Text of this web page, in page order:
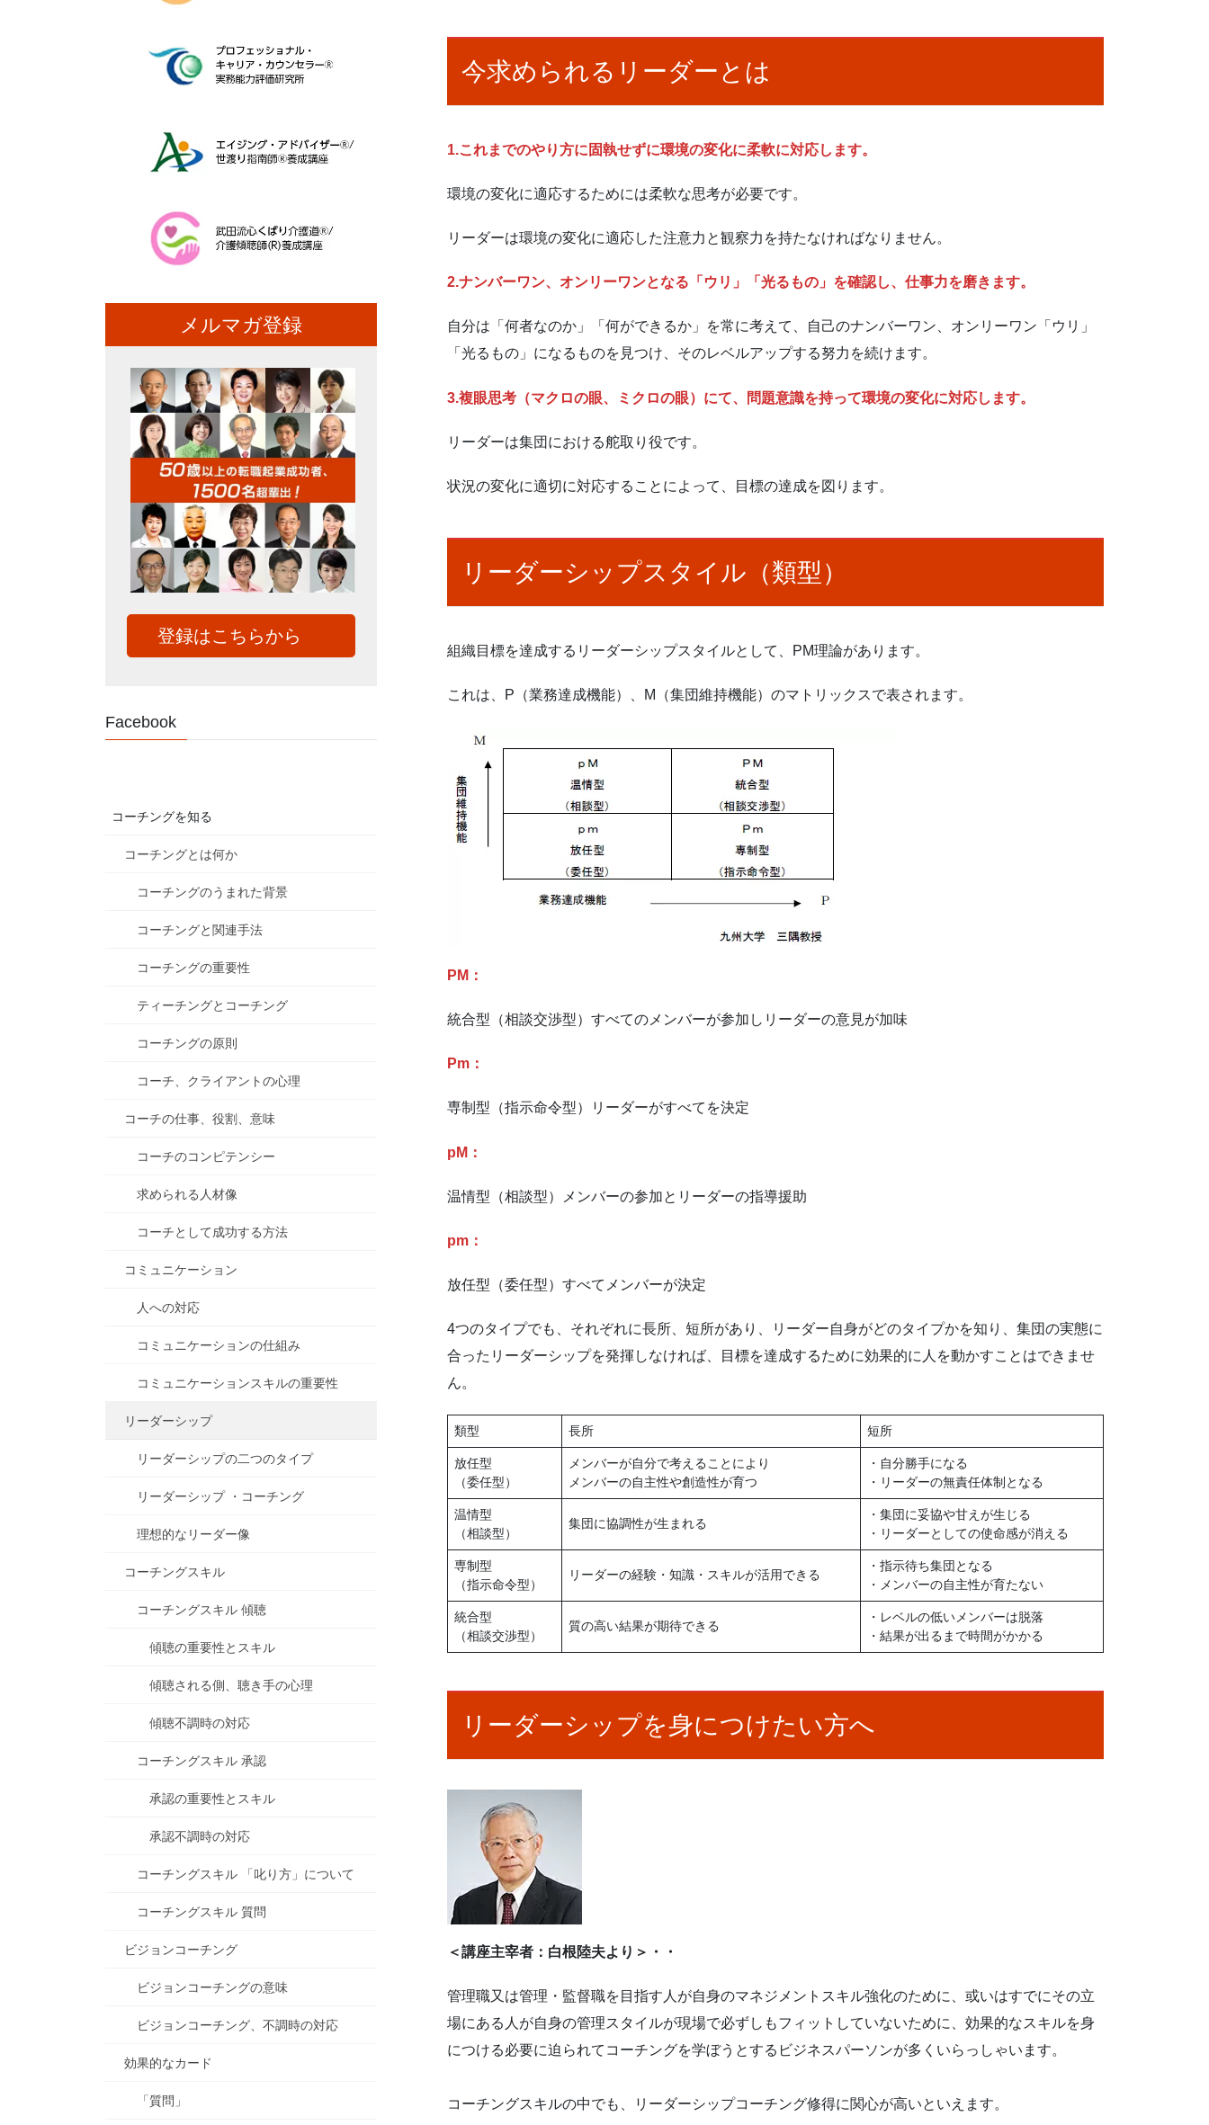
今求められるリーダーとは
1.これまでのやり方に固執せずに環境の変化に柔軟に対応します。
環境の変化に適応するためには柔軟な思考が必要です。
リーダーは環境の変化に適応した注意力と観察力を持たなければなりません。
2.ナンバーワン、オンリーワンとなる「ウリ」「光るもの」を確認し、仕事力を磨きます。
自分は「何者なのか」「何ができるか」を常に考えて、自己のナンバーワン、オンリーワン「ウリ」
「光るもの」になるものを見つけ、そのレベルアップする努力を続けます。
3.複眼思考（マクロの眼、ミクロの眼）にて、問題意識を持って環境の変化に対応します。
リーダーは集団における舵取り役です。
状況の変化に適切に対応することによって、目標の達成を図ります。
リーダーシップスタイル（類型）
組織目標を達成するリーダーシップスタイルとして、PM理論があります。
これは、P（業務達成機能）、M（集団維持機能）のマトリックスで表されます。
PM：
統合型（相談交渉型）すべてのメンバーが参加しリーダーの意見が加味
Pm：
専制型（指示命令型）リーダーがすべてを決定
pM：
温情型（相談型）メンバーの参加とリーダーの指導援助
pm：
放任型（委任型）すべてメンバーが決定
4つのタイプでも、それぞれに長所、短所があり、リーダー自身がどのタイプかを知り、集団の実態に
合ったリーダーシップを発揮しなければ、目標を達成するために効果的に人を動かすことはできませ
ん。
類型 長所 短所
放任型
（委任型）
メンバーが自分で考えることにより
メンバーの自主性や創造性が育つ
・自分勝手になる
・リーダーの無責任体制となる
温情型
（相談型）
集団に協調性が生まれる
・集団に妥協や甘えが生じる
・リーダーとしての使命感が消える
専制型
（指示命令型）
リーダーの経験・知識・スキルが活用できる
・指示待ち集団となる
・メンバーの自主性が育たない
統合型
（相談交渉型）
質の高い結果が期待できる
・レベルの低いメンバーは脱落
・結果が出るまで時間がかかる
リーダーシップを身につけたい方へ
＜講座主宰者：白根陸夫より＞・・
管理職又は管理・監督職を目指す人が自身のマネジメントスキル強化のために、或いはすでにその立
場にある人が自身の管理スタイルが現場で必ずしもフィットしていないために、効果的なスキルを身
につける必要に迫られてコーチングを学ぼうとするビジネスパーソンが多くいらっしゃいます。
コーチングスキルの中でも、リーダーシップコーチング修得に関心が高いといえます。
メルマガ登録
登録はこちらから
Facebook
コーチングを知る
コーチングとは何か
コーチングのうまれた背景
コーチングと関連手法
コーチングの重要性
ティーチングとコーチング
コーチングの原則
コーチ、クライアントの心理
コーチの仕事、役割、意味
コーチのコンピテンシー
求められる人材像
コーチとして成功する方法
コミュニケーション
人への対応
コミュニケーションの仕組み
コミュニケーションスキルの重要性
リーダーシップ
リーダーシップの二つのタイプ
リーダーシップ ・コーチング
理想的なリーダー像
コーチングスキル
コーチングスキル 傾聴
傾聴の重要性とスキル
傾聴される側、聴き手の心理
傾聴不調時の対応
コーチングスキル 承認
承認の重要性とスキル
承認不調時の対応
コーチングスキル 「叱り方」について
コーチングスキル 質問
ビジョンコーチング
ビジョンコーチングの意味
ビジョンコーチング、不調時の対応
効果的なカード
「質問」